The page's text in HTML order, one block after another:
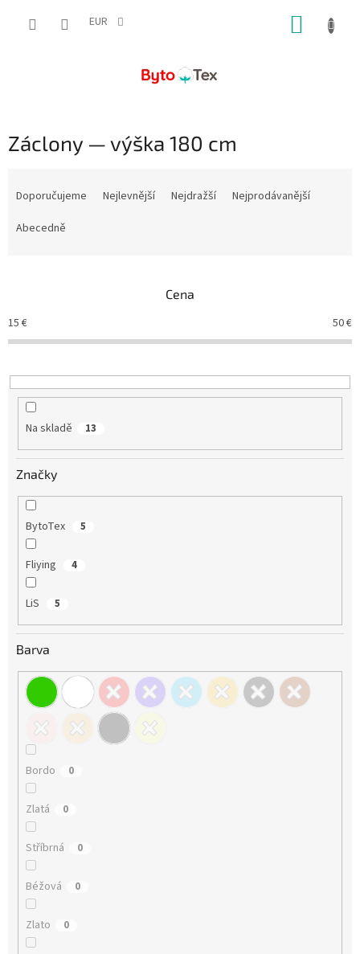
EUR
Záclony — výška 180 cm
o
d
k
t
Doporučujeme Nejlevnější Nejdražší
Nejprodávanější
Abecedně
Cena
15 € 50€
Na skladě 13
Značky
BytoTex 5
Fliying 4
LiS 5
Barva
Bordo 0
Zlatá 0
Stříbrná 0
Béžová 0
Zlato 0